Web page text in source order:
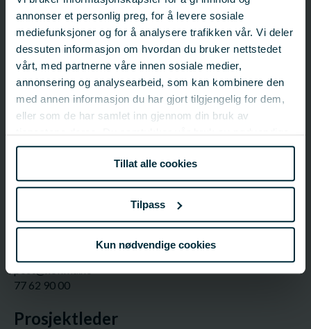
annonser et personlig preg, for å levere sosiale
mediefunksjoner og for å analysere trafikken vår. Vi deler
dessuten informasjon om hvordan du bruker nettstedet
vårt, med partnerne våre innen sosiale medier,
annonsering og analysearbeid, som kan kombinere den
med annen informasjon du har gjort tilgjengelig for dem,
eller som de har samlet inn gjennom din bruk av
tjenestene deres. Du samtykker vår bruk av nødvendige
informasjonskapsler ved å bruke nettstedet vårt.
Tillat alle cookies
Tilpass
Kun nødvendige cookies
Prosjektnummer: 423144
Status:Avsluttet
Startdato: 13.03.2007
Sluttdato: 13.07.2007
Fagfelt:Villfisk; Industri, fersk/fryst torskefisk
FHF-ansvarlig
post@fhf.no
Ansvarlig organisasjon
post@nofima.no
77 62 90 00
Prosjektleder